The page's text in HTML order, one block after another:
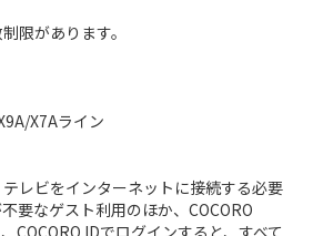
限があります。
X7Aライン
レビをインターネットに接続する必要
要なゲスト利用のほか、COCORO
COCORO IDでログインすると、すべて